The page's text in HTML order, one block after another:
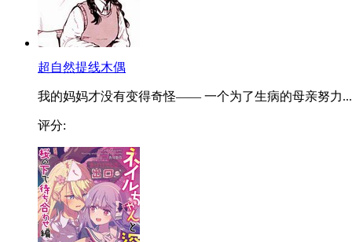
超自然提线木偶
我的妈妈才没有变得奇怪—— 一个为了生病的母亲努力...
评分: